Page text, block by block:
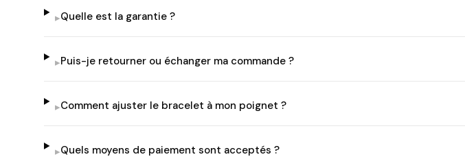
▸Quelle est la garantie ?
▸Puis-je retourner ou échanger ma commande ?
▸Comment ajuster le bracelet à mon poignet ?
▸Quels moyens de paiement sont acceptés ?